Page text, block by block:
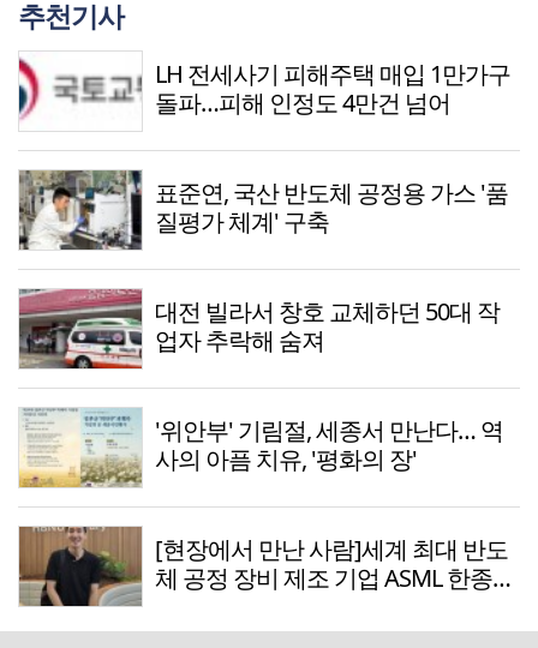
추천기사
LH 전세사기 피해주택 매입 1만가구
돌파…피해 인정도 4만건 넘어
표준연, 국산 반도체 공정용 가스 '품
질평가 체계' 구축
대전 빌라서 창호 교체하던 50대 작
업자 추락해 숨져
'위안부' 기림절, 세종서 만난다… 역
사의 아픔 치유, '평화의 장'
[현장에서 만난 사람]세계 최대 반도
체 공정 장비 제조 기업 ASML 한종호